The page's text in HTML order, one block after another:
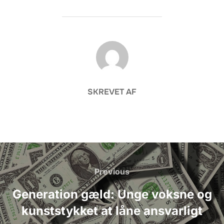
FORFATTER
SKREVET AF
Indlægsnavigation
Previous
Previous
Generation gæld: Unge voksne og
kunststykket at låne ansvarligt